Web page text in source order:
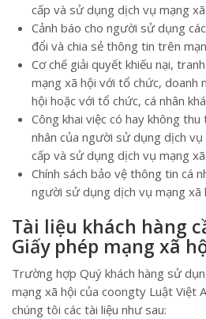
cấp và sử dụng dịch vụ mạng
Cảnh báo cho người sử dụng
đổi và chia sẻ thông tin trên
Cơ chế giải quyết khiếu nại,
mạng xã hội với tổ chức, doanh
hội hoặc với tổ chức, cá nhân
Công khai việc có hay không
nhân của người sử dụng dịch
cấp và sử dụng dịch vụ mạng
Chính sách bảo vệ thông tin cá
người sử dụng dịch vụ mạng xã
Tài liệu khách hàng
Giấy phép mạng xã
Trường hợp Quý khách hàng sử
mạng xã hội của coongty Luật Việt
chúng tôi các tài liệu như sau: